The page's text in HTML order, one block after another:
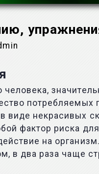
потребляемых
виде некрасивых
фактор риска
на организм.
в два раза чаще